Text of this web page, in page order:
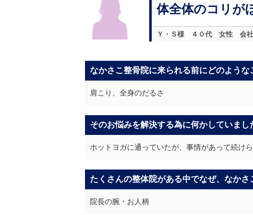
体全体のコリが
Ｙ・Ｓ様 ４０代 女性 会社
なかさこ整骨院に来られる前にどのような
肩こり、全身のだるさ
そのお悩みを解決する為に何かしていまし
ホットヨガに通っていたが、事情があって続け
たくさんの整体院がある中でなぜ、なか
院長の腕・お人柄